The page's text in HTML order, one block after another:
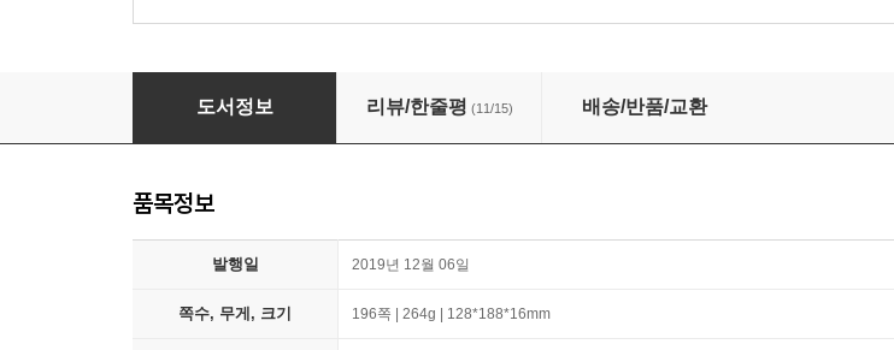
나는 슈뢰딩거의 고양이로소이다
도서정보 리뷰/한줄평 (11/15) 배송/반품/교환
품목정보
발행일 2019년 12월 06일
쪽수, 무게, 크기 196쪽 | 264g | 128*188*16mm